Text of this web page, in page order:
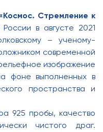
Стремление к
в августе 2021
– ученому-
современной
изображение
фоне выполненных в
пространства и
925 пробы, качество
чистого драг.